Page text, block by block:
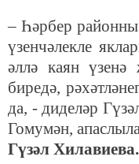
– Һәрбер
үзенчәлекле
әллә каян үзенә
биредә,
да, - диделәр
Гомумән,
Гүзәл Хилавиева.